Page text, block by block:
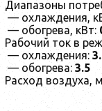
Диапазоны
— охлаждения,
— обогрева, кВт:
Рабочий ток в
— охлаждения:
— обогрева: 3.5
Расход воздуха,